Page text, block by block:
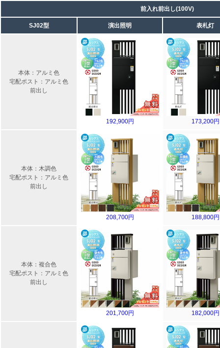
前入れ前出し(100V)
SJ02型 演出照明 表札灯
本体：アルミ色
宅配ポスト：アルミ色
前出し
192,900円 173,200円
本体：木調色
宅配ポスト：アルミ色
前出し
208,700円 188,800円
本体：複合色
宅配ポスト：アルミ色
前出し
201,700円 182,000円